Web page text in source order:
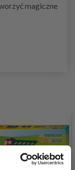
magiczne